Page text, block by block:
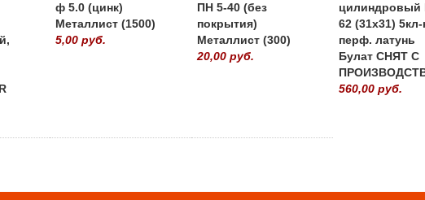
ф 5.0 (цинк)
Металлист (1500)
5,00 руб.
ПН 5-40 (без
покрытия)
Металлист (300)
20,00 руб.
цилиндровый
62 (31х31) 5кл-
перф. латунь
Булат СНЯТ С
560,00 руб.